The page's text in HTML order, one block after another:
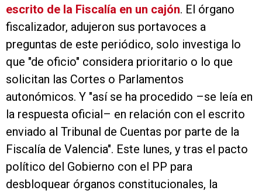
escrito de la Fiscalía en un cajón. El órgano
fiscalizador, adujeron sus portavoces a
preguntas de este periódico, solo investiga lo
que "de oficio" considera prioritario o lo que
solicitan las Cortes o Parlamentos
autonómicos. Y "así se ha procedido –se leía en
la respuesta oficial– en relación con el escrito
enviado al Tribunal de Cuentas por parte de la
Fiscalía de Valencia". Este lunes, y tras el pacto
político del Gobierno con el PP para
desbloquear órganos constitucionales, la